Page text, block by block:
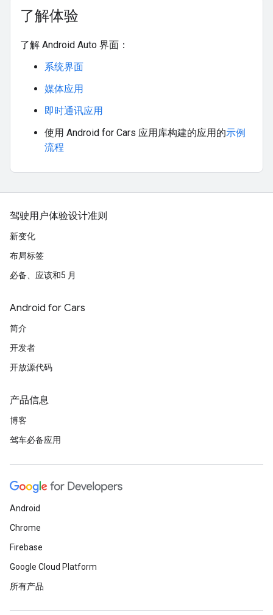
了解体验
了解 Android Auto 界面：
系统界面
媒体应用
即时通讯应用
使用 Android for Cars 应用库构建的应用的示例
流程
驾驶用户体验设计准则
新变化
布局标签
必备、应该和5 月
Android for Cars
简介
开发者
开放源代码
产品信息
博客
驾车必备应用
Android
Chrome
Firebase
Google Cloud Platform
所有产品